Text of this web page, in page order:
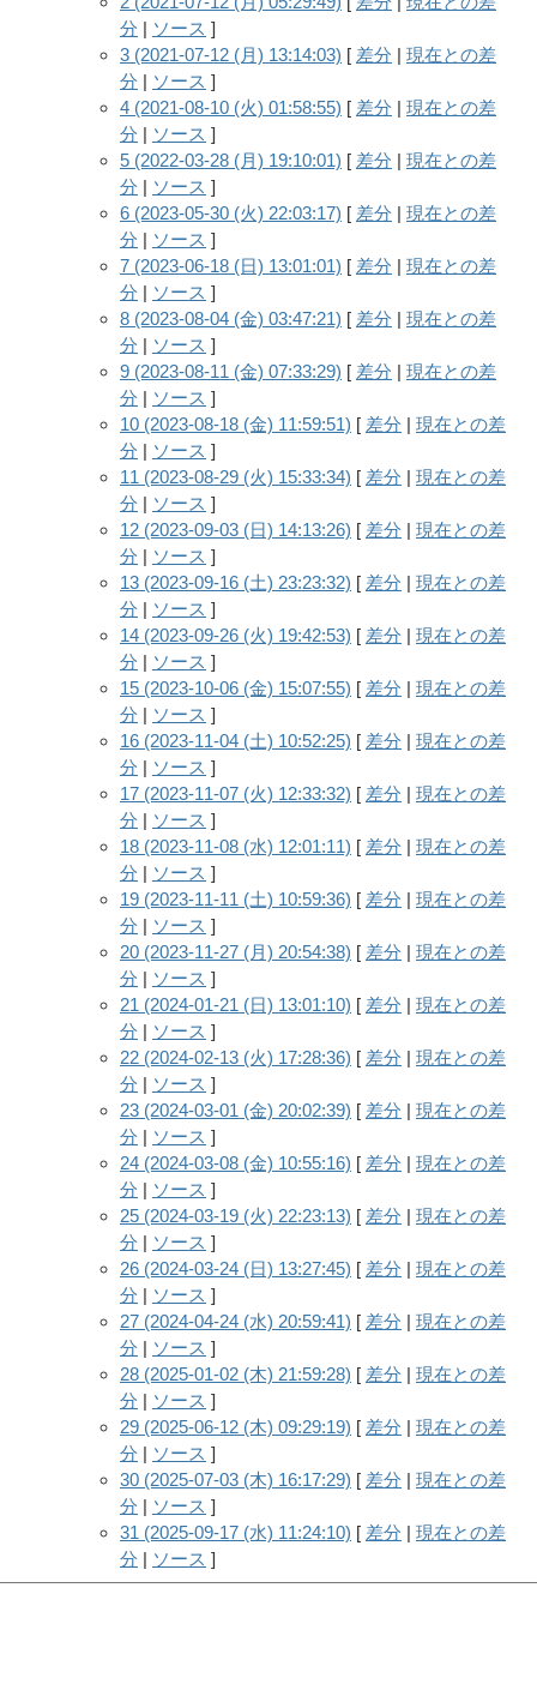
分 | ソース ]
3 (2021-07-12 (月) 13:14:03) [ 差分 | 現在との差
分 | ソース ]
4 (2021-08-10 (火) 01:58:55) [ 差分 | 現在との差
分 | ソース ]
5 (2022-03-28 (月) 19:10:01) [ 差分 | 現在との差
分 | ソース ]
6 (2023-05-30 (火) 22:03:17) [ 差分 | 現在との差
分 | ソース ]
7 (2023-06-18 (日) 13:01:01) [ 差分 | 現在との差
分 | ソース ]
8 (2023-08-04 (金) 03:47:21) [ 差分 | 現在との差
分 | ソース ]
9 (2023-08-11 (金) 07:33:29) [ 差分 | 現在との差
分 | ソース ]
10 (2023-08-18 (金) 11:59:51) [ 差分 | 現在との差
分 | ソース ]
11 (2023-08-29 (火) 15:33:34) [ 差分 | 現在との差
分 | ソース ]
12 (2023-09-03 (日) 14:13:26) [ 差分 | 現在との差
分 | ソース ]
13 (2023-09-16 (土) 23:23:32) [ 差分 | 現在との差
分 | ソース ]
14 (2023-09-26 (火) 19:42:53) [ 差分 | 現在との差
分 | ソース ]
15 (2023-10-06 (金) 15:07:55) [ 差分 | 現在との差
分 | ソース ]
16 (2023-11-04 (土) 10:52:25) [ 差分 | 現在との差
分 | ソース ]
17 (2023-11-07 (火) 12:33:32) [ 差分 | 現在との差
分 | ソース ]
18 (2023-11-08 (水) 12:01:11) [ 差分 | 現在との差
分 | ソース ]
19 (2023-11-11 (土) 10:59:36) [ 差分 | 現在との差
分 | ソース ]
20 (2023-11-27 (月) 20:54:38) [ 差分 | 現在との差
分 | ソース ]
21 (2024-01-21 (日) 13:01:10) [ 差分 | 現在との差
分 | ソース ]
22 (2024-02-13 (火) 17:28:36) [ 差分 | 現在との差
分 | ソース ]
23 (2024-03-01 (金) 20:02:39) [ 差分 | 現在との差
分 | ソース ]
24 (2024-03-08 (金) 10:55:16) [ 差分 | 現在との差
分 | ソース ]
25 (2024-03-19 (火) 22:23:13) [ 差分 | 現在との差
分 | ソース ]
26 (2024-03-24 (日) 13:27:45) [ 差分 | 現在との差
分 | ソース ]
27 (2024-04-24 (水) 20:59:41) [ 差分 | 現在との差
分 | ソース ]
28 (2025-01-02 (木) 21:59:28) [ 差分 | 現在との差
分 | ソース ]
29 (2025-06-12 (木) 09:29:19) [ 差分 | 現在との差
分 | ソース ]
30 (2025-07-03 (木) 16:17:29) [ 差分 | 現在との差
分 | ソース ]
31 (2025-09-17 (水) 11:24:10) [ 差分 | 現在との差
分 | ソース ]